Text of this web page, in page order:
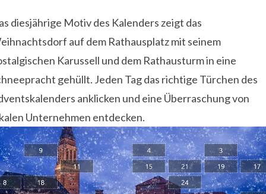
diesjährige Motiv des Kalenders zeigt das
auf dem Rathausplatz mit seinem
Karussell und dem Rathausturm in eine
gehüllt. Jeden Tag das richtige Türchen des
anklicken und eine Überraschung von
Unternehmen entdecken.